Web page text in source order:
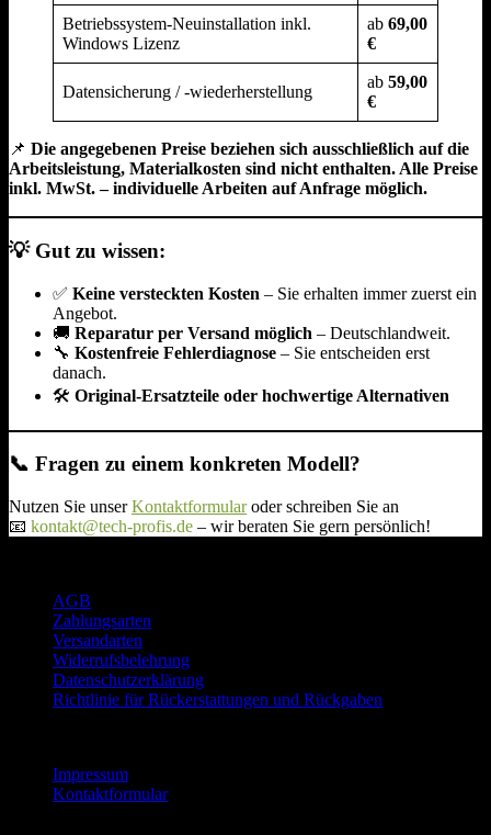
Betriebssystem-Neuinstallation inkl.
Windows Lizenz
ab 69,00
€
Datensicherung / -wiederherstellung
ab 59,00
€
📌 Die angegebenen Preise beziehen sich ausschließlich auf die
Arbeitsleistung, Materialkosten sind nicht enthalten. Alle Preise
inkl. MwSt. – individuelle Arbeiten auf Anfrage möglich.
💡 Gut zu wissen:
✅ Keine versteckten Kosten – Sie erhalten immer zuerst ein
Angebot.
🚚 Reparatur per Versand möglich – Deutschlandweit.
🔧 Kostenfreie Fehlerdiagnose – Sie entscheiden erst
danach.
🛠️ Original-Ersatzteile oder hochwertige Alternativen
📞 Fragen zu einem konkreten Modell?
Nutzen Sie unserKontaktformularoder schreiben Sie an
📧 kontakt@tech-profis.de – wir beraten Sie gern persönlich!
AGB
Zahlungsarten
Versandarten
Widerrufsbelehrung
Datenschutzerklärung
Richtlinie für Rückerstattungen und Rückgaben
Impressum
Kontaktformular